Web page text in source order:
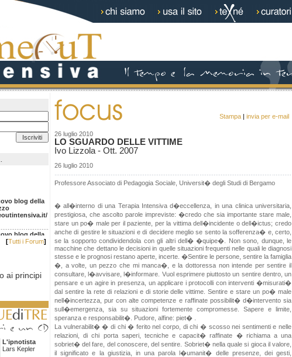
blog della
[Tutti i Forum]
ai principi
L'ipnotista
Lars Kepler
Stampa | invia per e-mail
26 luglio 2010
LO SGUARDO DELLE VITTIME
Ivo Lizzola - Ott. 2007
26 luglio 2010
Professore Associato di Pedagogia Sociale, Universit� degli Studi di Bergamo
� all�interno di una Terapia Intensiva d�eccellenza, in una clinica universitaria,
prestigiosa, che ascolto parole impreviste: �credo che sia importante stare male,
stare un po� male per il paziente, per la vittima dell�incidente o dell�ictus; credo
anche di gestire le situazioni e di decidere meglio se sento la sofferenza� e, certo,
se la sopporto condividendola con gli altri dell� �quipe�. Non sono, dunque, le
macchine che dettano le decisioni in quelle situazioni frequenti nelle quali le diagnosi
stesse e le prognosi restano aperte, incerte. �Sentire le persone, sentire la famiglia
�, a volte, un pezzo che mi manca�, e la dottoressa non intende per sentire il
consultare, l�avvisare, l�informare. Vuol esprimere piuttosto un sentire dentro, un
pensare e un agire in presenza, un applicare i protocolli con interventi �misurati�
dal sentire la rete di relazioni e di storie delle vittime. Sentire e stare un po� male
nell�incertezza, pur con alte competenze e raffinate possibilit� d�intervento sia
sull�emergenza, sia su situazioni fortemente compromesse. Sapere e limite,
speranza e responsabilit�. Pudore, alfine: piet� .
La vulnerabilit� � di chi � ferito nel corpo, di chi � scosso nei sentimenti e nelle
relazioni, di chi porta saperi, tecniche e capacit� raffinate � richiama a una
sobriet� del fare, del conoscere, del sentire. Sobriet� nella quale si gioca il valore,
il significato e la giustizia, in una parola l�umanit� delle presenze, dei gesti,